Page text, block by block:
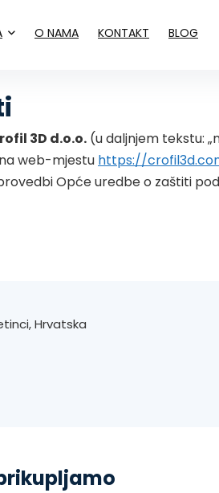
O NAMA KONTAKT BLOG
3D d.o.o. (u daljnjem tekstu:
web-mjestu https://
Opće uredbe o zaštiti
Hrvatska